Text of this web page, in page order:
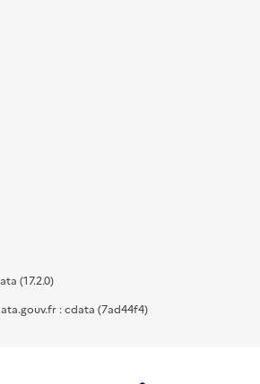
(17.2.0)
: cdata (7ad44f4)